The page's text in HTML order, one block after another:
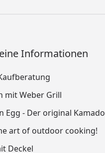
Informationen
mit Weber Grill
Egg - Der original Kamado
art of outdoor cooking!
Deckel